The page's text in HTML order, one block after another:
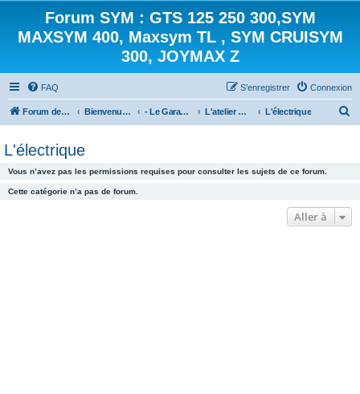
Forum SYM : GTS 125 250 300,SYM
MAXSYM 400, Maxsym TL , SYM CRUISYM
300, JOYMAX Z
FAQ Connexion
S’enregistrer
Forum des scooters SYM - GTS -MAXSYM - CRUISYM - JOYMAX - Maxsym TL Bienvenue sur le forum des scooters de la gamme SYM - Le Garage - L'atelier mécanique L'électrique
r
c
L'électrique
Vous n’avez pas les permissions requises pour consulter les sujets de ce forum.
Cette catégorie n’a pas de forum.
Aller à